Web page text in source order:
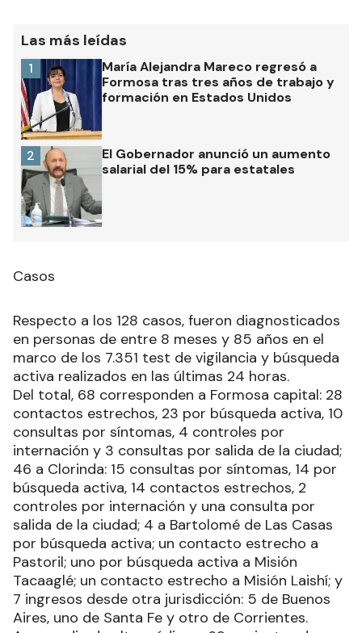
Las más leídas
María Alejandra Mareco regresó a
Formosa tras tres años de trabajo y
formación en Estados Unidos
1
El Gobernador anunció un aumento
salarial del 15% para estatales
2
Casos
Respecto a los 128 casos, fueron diagnosticados
en personas de entre 8 meses y 85 años en el
marco de los 7.351 test de vigilancia y búsqueda
activa realizados en las últimas 24 horas.
Del total, 68 corresponden a Formosa capital: 28
contactos estrechos, 23 por búsqueda activa, 10
consultas por síntomas, 4 controles por
internación y 3 consultas por salida de la ciudad;
46 a Clorinda: 15 consultas por síntomas, 14 por
búsqueda activa, 14 contactos estrechos, 2
controles por internación y una consulta por
salida de la ciudad; 4 a Bartolomé de Las Casas
por búsqueda activa; un contacto estrecho a
Pastoril; uno por búsqueda activa a Misión
Tacaaglé; un contacto estrecho a Misión Laishí; y
7 ingresos desde otra jurisdicción: 5 de Buenos
Aires, uno de Santa Fe y otro de Corrientes.